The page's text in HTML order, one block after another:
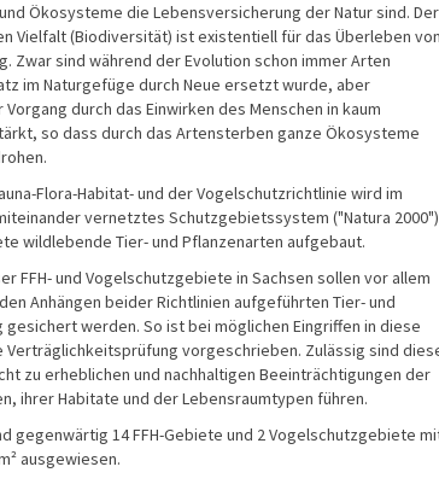
Ökosysteme die Lebensversicherung der Natur sind. Der
Vielfalt (Biodiversität) ist existentiell für das Überleben von
Zwar sind während der Evolution schon immer Arten
im Naturgefüge durch Neue ersetzt wurde, aber
durch das Einwirken des Menschen in kaum
so dass durch das Artensterben ganze Ökosysteme
Flora-Habitat- und der Vogelschutzrichtlinie wird im
vernetztes Schutzgebietssystem ("Natura 2000")
wildlebende Tier- und Pflanzenarten aufgebaut.
FFH- und Vogelschutzgebiete in Sachsen sollen vor allem
Anhängen beider Richtlinien aufgeführten Tier- und
gesichert werden. So ist bei möglichen Eingriffen in diese
vorgeschrieben. Zulässig sind
zu erheblichen und nachhaltigen Beeinträchtigungen der
ihrer Habitate und der Lebensraumtypen führen.
gegenwärtig 14 FFH-Gebiete und 2 Vogelschutzgebiete
ausgewiesen.